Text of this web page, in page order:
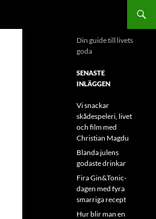
Din guide till livets
goda
SENASTE
INLÄGGEN
Vi snackar
skådespeleri, livet
och film med
Christian Magdu
Blanda julens
godaste drinkar
Fira Gin&Tonic-
dagen med fyra
smarriga recept
Hur blir man en